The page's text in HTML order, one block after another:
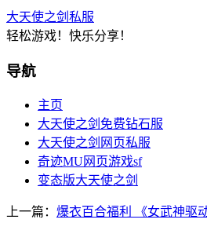
大天使之剑私服
轻松游戏！快乐分享！
导航
主页
大天使之剑免费钻石服
大天使之剑网页私服
奇迹MU网页游戏sf
变态版大天使之剑
上一篇： 爆衣百合福利 《女武神驱